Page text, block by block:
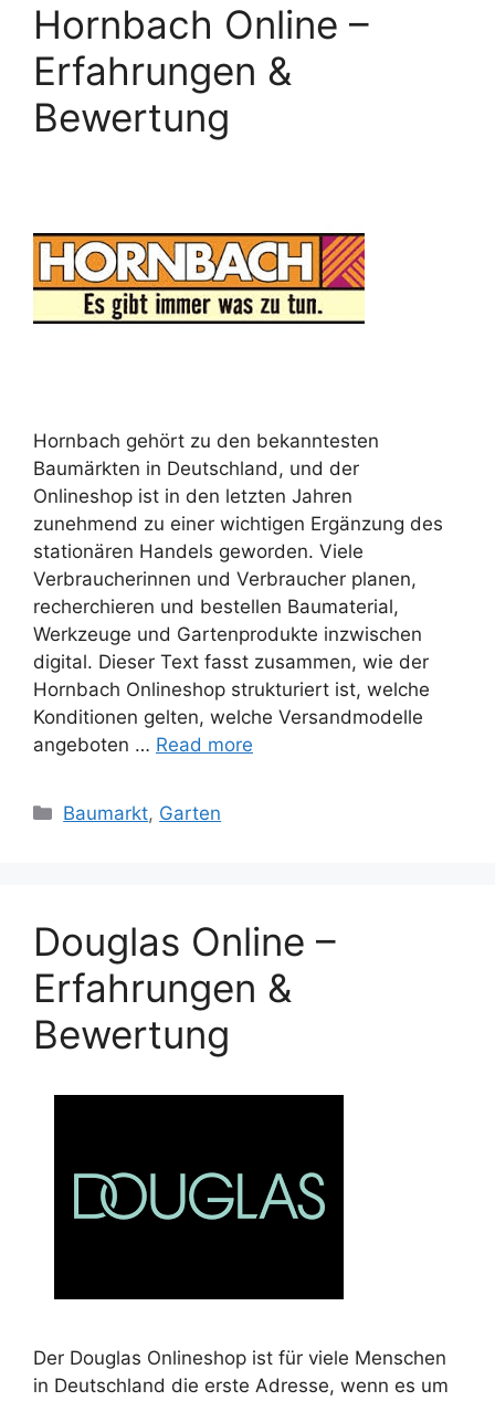
Hornbach Online –
Erfahrungen &
Bewertung
Hornbach gehört zu den bekanntesten
Baumärkten in Deutschland, und der
Onlineshop ist in den letzten Jahren
zunehmend zu einer wichtigen Ergänzung des
stationären Handels geworden. Viele
Verbraucherinnen und Verbraucher planen,
recherchieren und bestellen Baumaterial,
Werkzeuge und Gartenprodukte inzwischen
digital. Dieser Text fasst zusammen, wie der
Hornbach Onlineshop strukturiert ist, welche
Konditionen gelten, welche Versandmodelle
angeboten … Read more
Categories
Baumarkt, Garten
Douglas Online –
Erfahrungen &
Bewertung
Der Douglas Onlineshop ist für viele Menschen
in Deutschland die erste Adresse, wenn es um